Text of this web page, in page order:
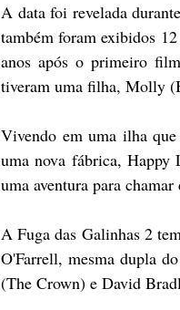
A data foi revelada
também foram exibidos
anos após o primeiro
tiveram uma filha, Molly
Vivendo em uma ilha que
uma nova fábrica, Happy
uma aventura para
A Fuga das Galinhas 2
O'Farrell, mesma dupla
(The Crown) e David